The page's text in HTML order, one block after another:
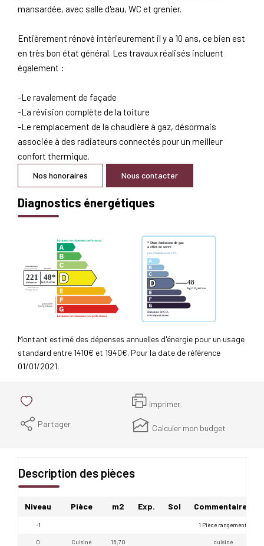
mansardée, avec salle d'eau, WC et grenier.
Entièrement rénové intérieurement il y a 10 ans, ce bien est
en très bon état général. Les travaux réalisés incluent
également :
-Le ravalement de façade
-La révision complète de la toiture
-Le remplacement de la chaudière à gaz, désormais
associée à des radiateurs connectés pour un meilleur
confort thermique.
Nos honoraires Nous contacter
Diagnostics énergétiques
Montant estimé des dépenses annuelles d'énergie pour un usage
standard entre 1410€ et 1940€. Pour la date de référence
01/01/2021.
Imprimer
Partager
Calculer mon budget
Description des pièces
Niveau Pièce m2 Exp. Sol Commentaires
-1 1 Pièce rangement
0 Cuisine 15,70 cuisine